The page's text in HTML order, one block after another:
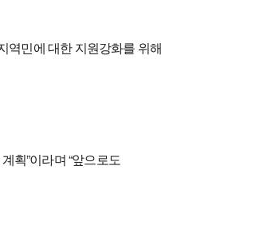
역민에 대한 지원강화를 위해
획”이라며 “앞으로도